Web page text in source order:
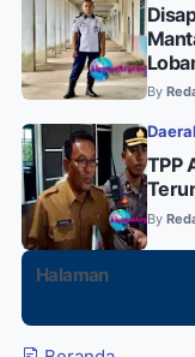
By
TPP
By
Halaman